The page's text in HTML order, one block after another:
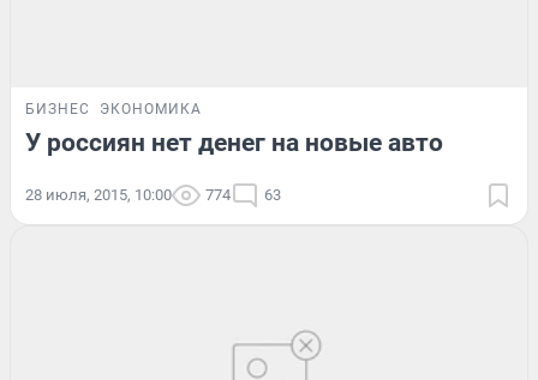
БИЗНЕС ЭКОНОМИКА
У россиян нет денег на новые авто
28 июля, 2015, 10:00 774 63